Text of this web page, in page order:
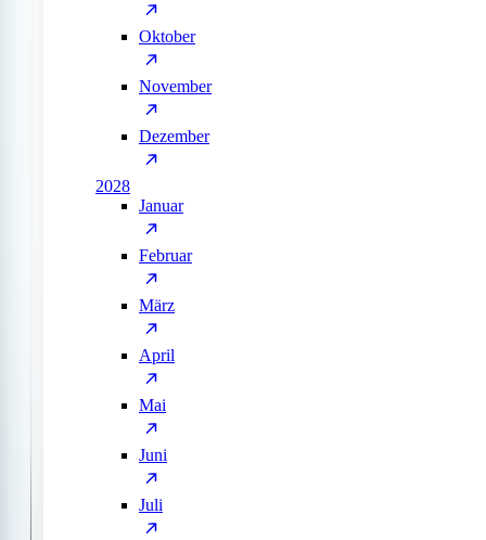
Oktober
November
Dezember
2028
Januar
Februar
März
April
Mai
Juni
Juli